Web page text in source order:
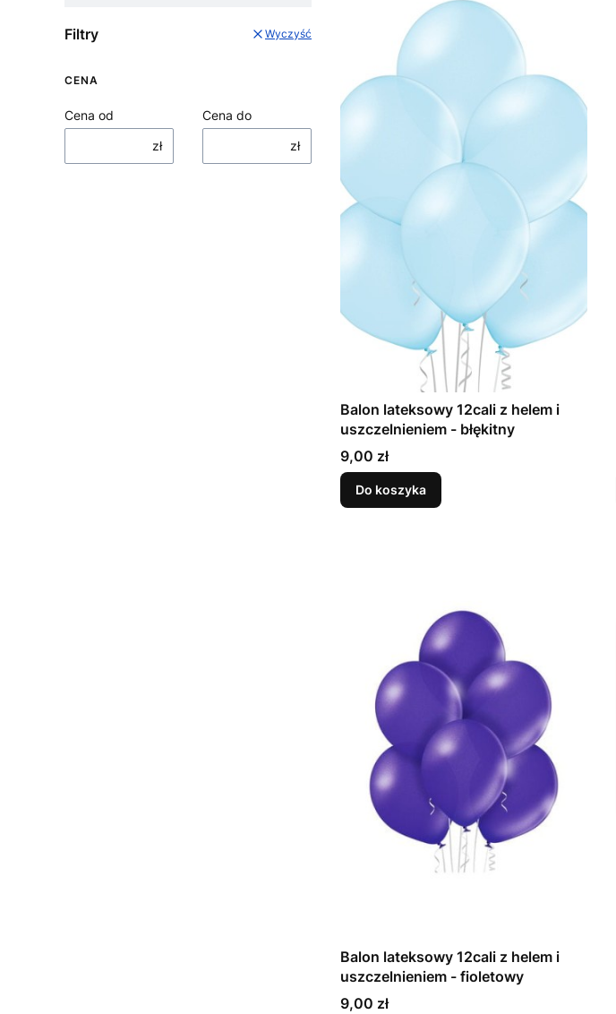
Filtry Wyczyść
CENA
Cena od
zł
Cena do
zł
Balon lateksowy 12cali z helem i
uszczelnieniem - błękitny
Cena
9,00 zł
Do koszyka
Balon lateksowy 12cali z helem i
uszczelnieniem - fioletowy
Cena
9,00 zł